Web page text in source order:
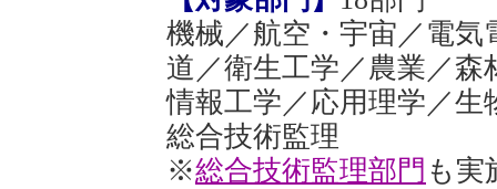
機械／航空・宇宙／電気
道／衛生工学／農業／森
情報工学／応用理学／生
総合技術監理
※総合技術監理部門 も実